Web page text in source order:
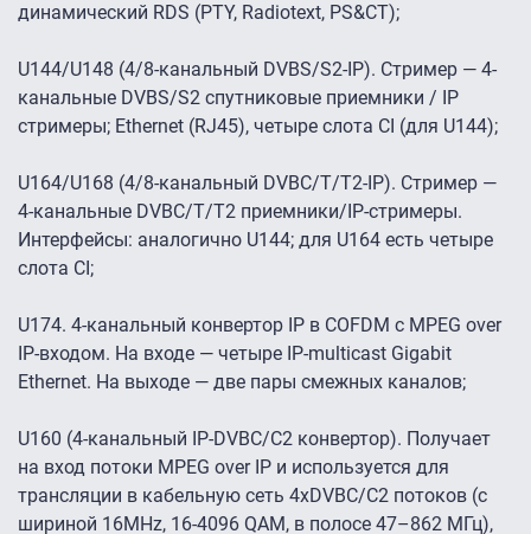
динамический RDS (PTY, Radiotext, PS&CT);
U144/U148 (4/8-канальный DVBS/S2-IP). Стример — 4-
канальные DVBS/S2 спутниковые приемники / IP
стримеры; Ethernet (RJ45), четыре слота CI (для U144);
U164/U168 (4/8-канальный DVBС/T/T2-IP). Стример —
4-канальные DVBC/T/T2 приемники/IP-стримеры.
Интерфейсы: аналогично U144; для U164 есть четыре
слота CI;
U174. 4-канальный конвертор IP в COFDM с MPEG over
IP-входом. На входе — четыре IP-multicast Gigabit
Ethernet. На выходе — две пары смежных каналов;
U160 (4-канальный IP-DVBC/C2 конвертор). Получает
на вход потоки MPEG over IP и используется для
трансляции в кабельную сеть 4хDVBC/C2 потоков (с
шириной 16MHz, 16-4096 QAM, в полосе 47–862 МГц),